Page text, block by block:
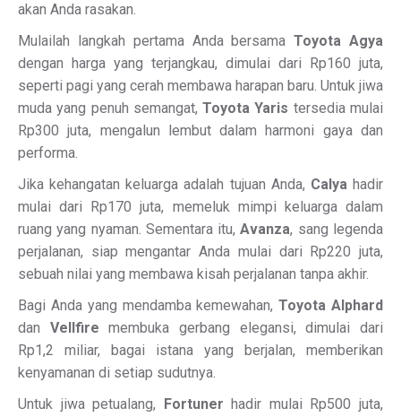
akan Anda rasakan.
Mulailah langkah pertama Anda bersamaToyota Agya
dengan harga yang terjangkau, dimulai dari Rp160 juta,
seperti pagi yang cerah membawa harapan baru. Untuk jiwa
muda yang penuh semangat,Toyota Yaris tersedia mulai
Rp300 juta, mengalun lembut dalam harmoni gaya dan
performa.
Jika kehangatan keluarga adalah tujuan Anda, Calyahadir
mulai dari Rp170 juta, memeluk mimpi keluarga dalam
ruang yang nyaman. Sementara itu,Avanza, sang legenda
perjalanan, siap mengantar Anda mulai dari Rp220 juta,
sebuah nilai yang membawa kisah perjalanan tanpa akhir.
Bagi Anda yang mendamba kemewahan,Toyota Alphard
dan Vellfire membuka gerbang elegansi, dimulai dari
Rp1,2 miliar, bagai istana yang berjalan, memberikan
kenyamanan di setiap sudutnya.
Untuk jiwa petualang, Fortuner hadir mulai Rp500 juta,